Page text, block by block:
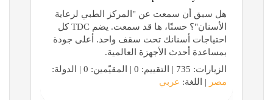
هل سبق أن سمعت عن "المركز الطبي لرعاية
الأسنان"؟ حسنًا، ها قد سمعت. يضم TDC كل
احتياجات أسنانك تحت سقف واحد. أعلى جودة
بمساعدة أحدث الأجهزة العالمية.
الزيارات: 735 | التقييم: 0 | المقيّمين: 0 | الدولة:
مصر | اللغة: عربي